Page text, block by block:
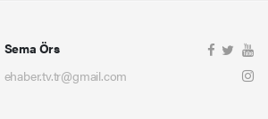
Sema Örs
ehaber.tv.tr@gmail.com